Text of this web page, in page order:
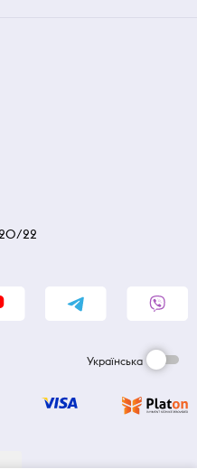
20/22
Українська